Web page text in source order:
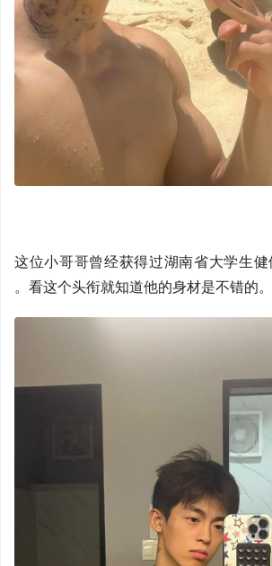
这位小哥哥曾经获得过湖南省大学生
。看这个头衔就知道他的身材是不错的。